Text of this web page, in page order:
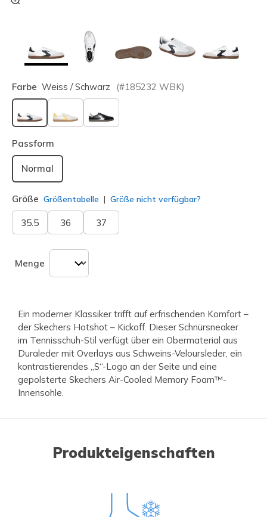
Farbe Weiss / Schwarz (#185232 WBK)
ausgewählt
Passform
Normal
Größe Größentabelle Größe nicht verfügbar?
35.5 36 37
Menge
Ein moderner Klassiker trifft auf erfrischenden Komfort –
der Skechers Hotshot – Kickoff. Dieser Schnürsneaker
im Tennisschuh-Stil verfügt über ein Obermaterial aus
Duraleder mit Overlays aus Schweins-Veloursleder, ein
kontrastierendes „S“-Logo an der Seite und eine
gepolsterte Skechers Air-Cooled Memory Foam™-
Innensohle.
Produkteigenschaften